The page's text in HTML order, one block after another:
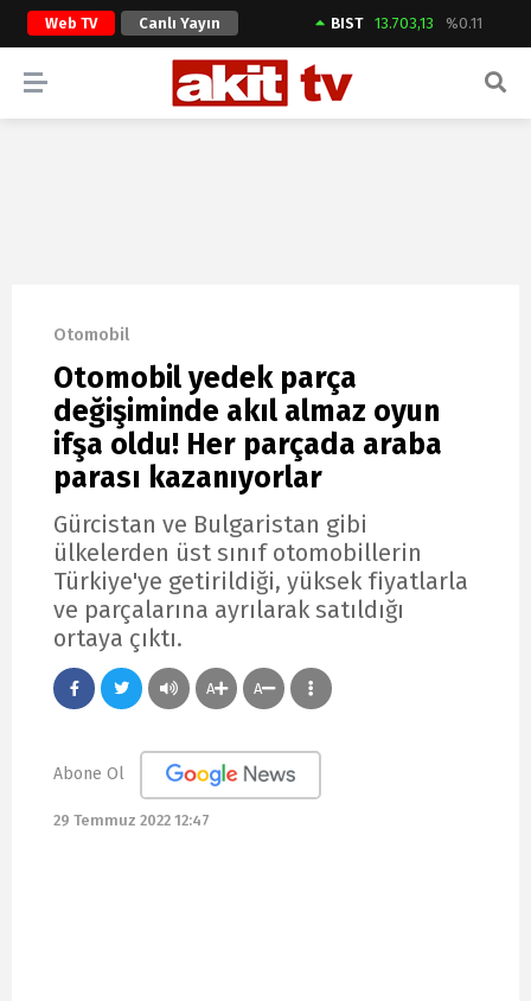
Web TV Canlı Yayın BIST 13.703,13 %0.11
ARAMA YAP
Otomobil
Otomobil yedek parça
değişiminde akıl almaz oyun
ifşa oldu! Her parçada araba
parası kazanıyorlar
Gürcistan ve Bulgaristan gibi
ülkelerden üst sınıf otomobillerin
Türkiye'ye getirildiği, yüksek fiyatlarla
ve parçalarına ayrılarak satıldığı
ortaya çıktı.
A A
Abone Ol
29 Temmuz 2022 12:47